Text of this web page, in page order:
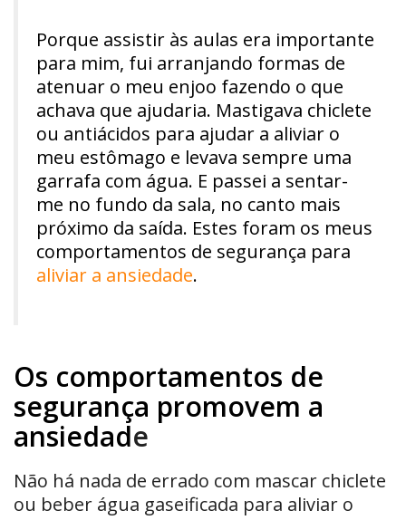
Porque assistir às aulas era importante
para mim, fui arranjando formas de
atenuar o meu enjoo fazendo o que
achava que ajudaria. Mastigava chiclete
ou antiácidos para ajudar a aliviar o
meu estômago e levava sempre uma
garrafa com água. E passei a sentar-
me no fundo da sala, no canto mais
próximo da saída. Estes foram os meus
comportamentos de segurança para
aliviar a ansiedade.
Os comportamentos de
segurança promovem a
ansiedade
Não há nada de errado com mascar chiclete
ou beber água gaseificada para aliviar o